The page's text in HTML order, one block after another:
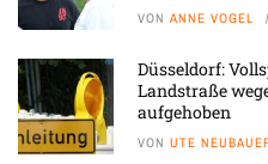
VON ANNE VOGEL
Düsseldorf:
Landstraße
aufgehoben
VON UTE